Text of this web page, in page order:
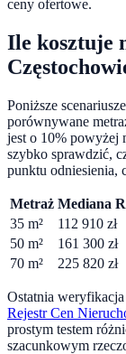
ceny ofertowe.
Ile kosztuje
Poniższe
porównywane
jest o 10% powyżej
szybko sprawdzić,
punktu odniesienia,
Metraż Mediana
35 m² 112 910 zł
50 m² 161 300 zł
70 m² 225 820 zł
Ostatnia weryfikacja
Rejestr Cen
prostym testem
szacunkowym